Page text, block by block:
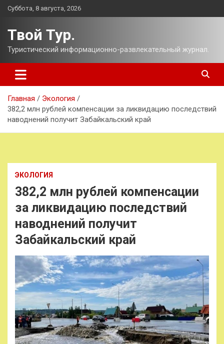
Перейти
Суббота, 8 августа, 2026
Твой Тур.
Туристический информационно-развлекательный журнал.
Главная
Экология
382,2 млн рублей компенсации за ликвидацию последствий
наводнений получит Забайкальский край
ЭКОЛОГИЯ
382,2 млн рублей компенсации
за ликвидацию последствий
наводнений получит
Забайкальский край